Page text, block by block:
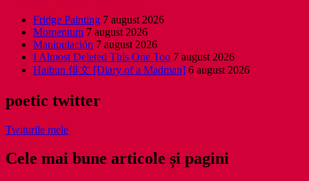
Fridge Painting 7 august 2026
Momentum 7 august 2026
Manipulación 7 august 2026
I Almost Deleted This One Too 7 august 2026
Haibun 俳文 [Diary of a Madman] 6 august 2026
poetic twitter
Twiturile mele
Cele mai bune articole și pagini